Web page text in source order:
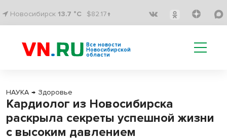
Новосибирск 13.7 °C $82.17↑
Все новости
Новосибирской
области
НАУКА → Здоровье
Кардиолог из Новосибирска
раскрыла секреты успешной жизни
с высоким давлением